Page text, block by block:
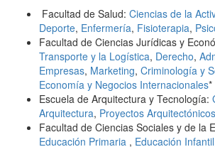
Facultad de Salud: Ciencias de la
Deporte, Enfermería, Fisioterapia,
Facultad de Ciencias Jurídicas y
Transporte y la Logística, Derecho,
Empresas, Marketing, Criminología y
Economía y Negocios Internacionales*
Escuela de Arquitectura y Tecnología:
Arquitectura, Proyectos Arquitectónicos
Facultad de Ciencias Sociales y de la
Educación Primaria , Educación Infantil